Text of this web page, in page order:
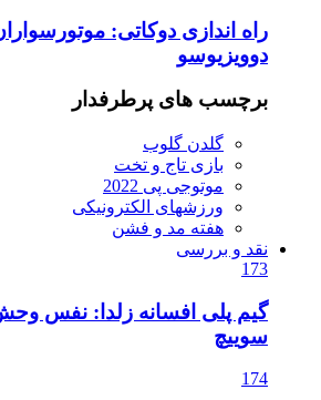
راه اندازی دوکاتی:
دوویزیوسو
برچسب های پرطرفدار
گلدن گلوب
بازی تاج و تخت
موتوجی پی 2022
ورزشهای الکترونیکی
هفته مد و فشن
نقد و بررسی
173
گیم پلی افسانه زلدا: نفس وحش
سوییچ
174